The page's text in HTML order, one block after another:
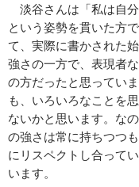
淡谷さんは「私は自分
という姿勢を貫いた方
て、実際に書かされた
強さの一方で、表現者
の方だったと思ってい
も、いろいろなことを
ないかと思います。な
の強さは常に持ちつつ
にリスペクトし合って
います。